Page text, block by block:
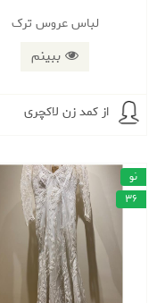
لباس عروس ترک
ببینم
از کمد زن لاکچری
نو
36